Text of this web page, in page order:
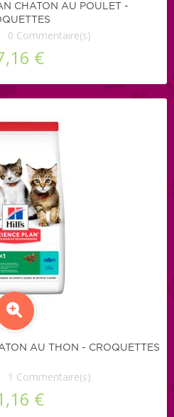
CHATON AU POULET -
0 Commentaire(s)
€
AU THON - CROQUETTES
1 Commentaire(s)
€